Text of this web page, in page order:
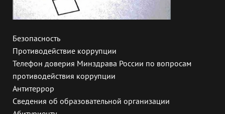
Безопасность
Противодействие коррупции
Телефон доверия Минздрава России по вопросам
противодействия коррупции
Антитеррор
Сведения об образовательной организации